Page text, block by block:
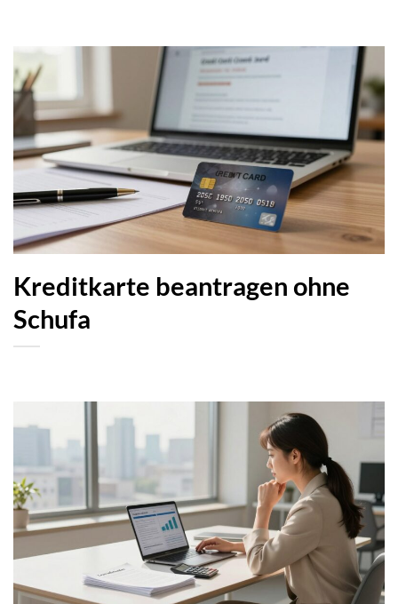
Kreditkarte beantragen ohne
Schufa